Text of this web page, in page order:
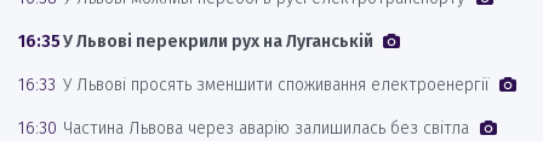
16:35У Львові перекрили рух на Луганській
16:33 У Львові просять зменшити споживання електроенергії
16:30 Частина Львова через аварію залишилась без світла